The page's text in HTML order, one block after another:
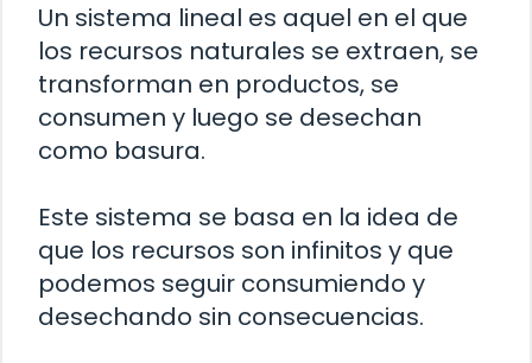
Un sistema lineal es aquel en el que
los recursos naturales se extraen, se
transforman en productos, se
consumen y luego se desechan
como basura.
Este sistema se basa en la idea de
que los recursos son infinitos y que
podemos seguir consumiendo y
desechando sin consecuencias.